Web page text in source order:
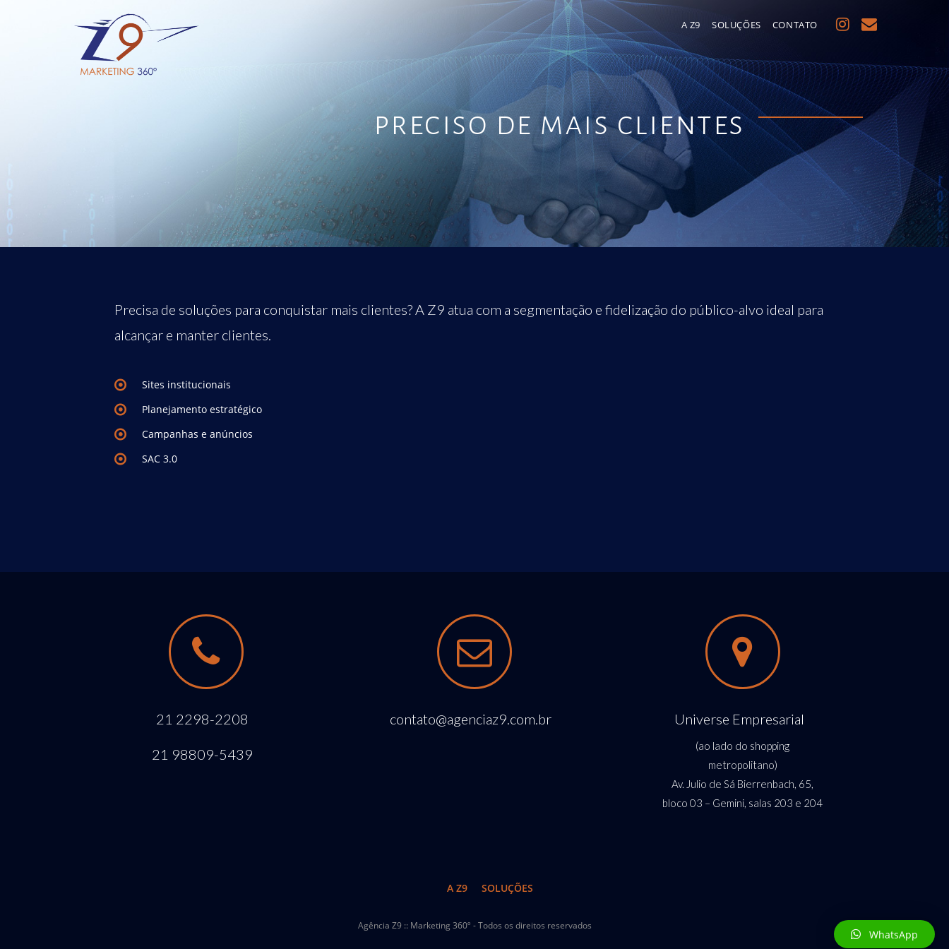
A Z9 SOLUÇÕES CONTATO
preciso de mais clientes
Precisa de soluções para conquistar mais clientes? A Z9 atua com a segmentação e fidelização do público-alvo ideal para
alcançar e manter clientes.
Sites institucionais
Planejamento estratégico
Campanhas e anúncios
SAC 3.0
21 2298-2208
21 98809-5439
contato@agenciaz9.com.br Universe Empresarial
(ao lado do shopping
metropolitano)
Av. Julio de Sá Bierrenbach, 65,
bloco 03 – Gemini, salas 203 e 204
A Z9 SOLUÇÕES
Agência Z9 :: Marketing 360º - Todos os direitos reservados
WhatsApp